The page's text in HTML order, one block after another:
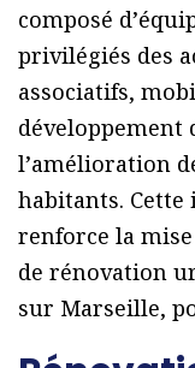
composé
privilégiés des
associatifs,
développement
lʼamélioration
habitants.
renforce la
de rénovation
sur Marseille,